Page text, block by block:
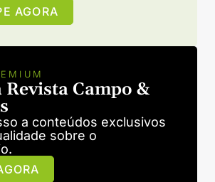
AGORA
Revista Campo &
a conteúdos exclusivos
sobre o